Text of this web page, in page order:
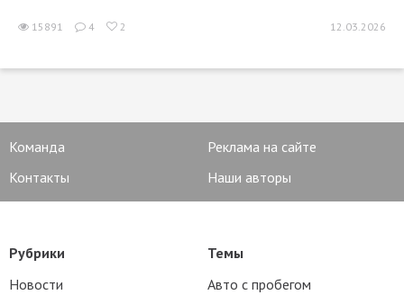
15891 4 2 12.03.2026
Команда
Реклама на сайте
Контакты
Наши авторы
Рубрики
Новости
Темы
Авто с пробегом